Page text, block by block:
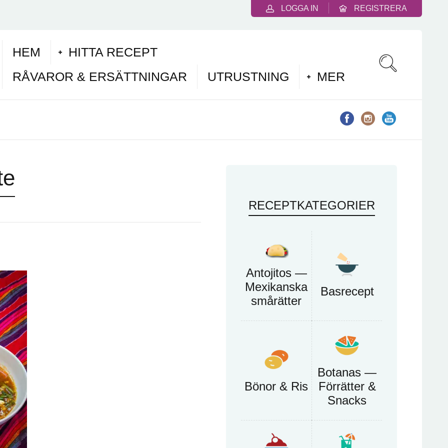
LOGGA IN REGISTRERA
HEM
HITTA RECEPT
RÅVAROR & ERSÄTTNINGAR
UTRUSTNING MER
RECEPTKATEGORIER
Antojitos —
Mexikanska
smårätter
Basrecept
Bönor & Ris
Botanas —
Förrätter &
Snacks